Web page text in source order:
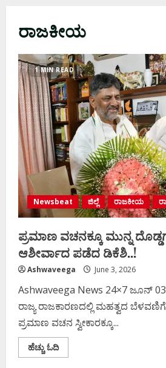
ರಾಜಕೀಯ
1 MIN READ
Newsbeat ಜಿಲ್ಲೆ ರಾಜಕೀಯ
ಪ್ರಮಾಣ ವಚನಕ್ಕೂ ಮುನ್ನ
ಆಶೀರ್ವಾದ ಪಡೆದ ಡಿಕೆಶಿ..!
Ashwaveega June 3, 2026
Ashwaveega News 24×7 ಜೂನ್
ರಾಜ್ಯ ರಾಜಕಾರಣದಲ್ಲಿ ಮಹತ್ವದ
ಪ್ರಮಾಣ ವಚನ ಸ್ವೀಕಾರಕ್ಕೂ...
ಹೆಚ್ಚು ಓದಿRead
more